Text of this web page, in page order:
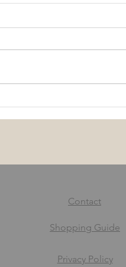
制度につ
ル
Contact
Shopping Guide
Privacy Policy